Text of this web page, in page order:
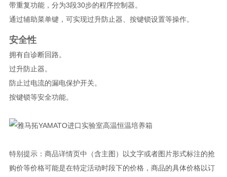
带重复功能，分为3段30步的程序控制器。
通过辅助菜单键，可实现过升防止器、按键锁设置等操作。
安全性
拥有自诊断回路。
过升防止器。
防止过电流的漏电保护开关。
按键锁等安全功能。
特别提示：商品详情页中（含主图）以文字或者图片形式标注的抢
购价等价格可能是在特定活动时段下的价格，商品的具体价格以订